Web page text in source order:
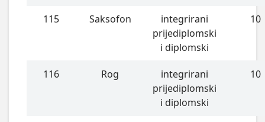
115 Saksofon
integrirani
prijediplomski
i diplomski
10
116 Rog
integrirani
prijediplomski
i diplomski
10